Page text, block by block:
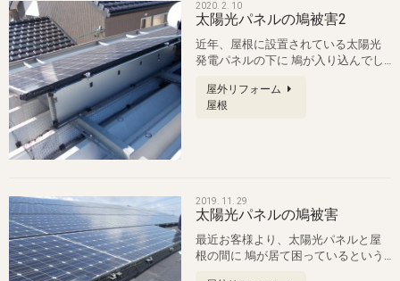
2020. 2. 10
太陽光パネルの鳩被害2
近年、屋根に設置されている太陽光
発電パネルの下に 鳩が入り込んでし
屋外リフォーム
屋根
2019. 11. 29
太陽光パネルの鳩被害
最近お客様より、太陽光パネルと屋
根の間に 鳩が居て困っているという